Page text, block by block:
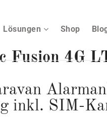
Lösungen Shop
Fusion 4G
inkl. SIM-